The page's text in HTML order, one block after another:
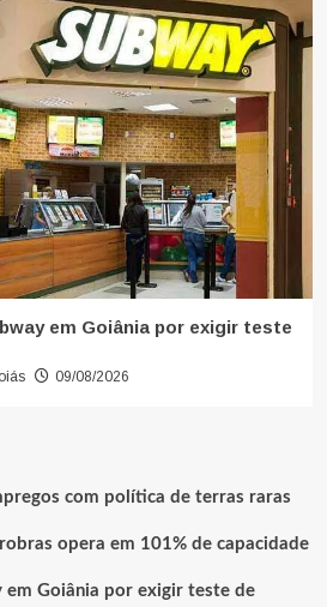
em Goiânia por exigir teste
09/08/2026
com política de terras raras
opera em 101% de capacidade
em Goiânia por exigir teste de